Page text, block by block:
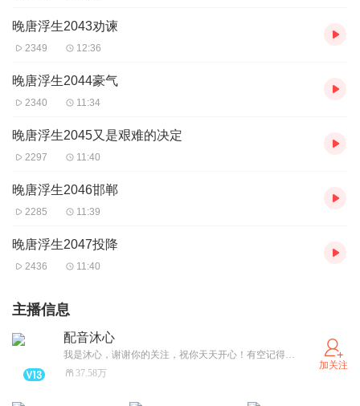
晚唐浮生2043劝谏
2349 12:36
晚唐浮生2044豪气
2340 11:34
晚唐浮生2045又是艰难的决定
2297 11:40
晚唐浮生2046邯郸
2285 11:39
晚唐浮生2047投降
2436 11:40
主播信息
配音沐心
我是沐心，谢谢你的关注，祝你天天开心！有空记得来听我的书！
37.58万
加关注